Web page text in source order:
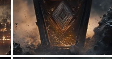
立体感和细节表现，尤其是在
出传统水墨画的韵味，同时赋
。此外，作品还充满叙事性与
构图和情感表现，营造出极
于各种叙事性或文学插图场